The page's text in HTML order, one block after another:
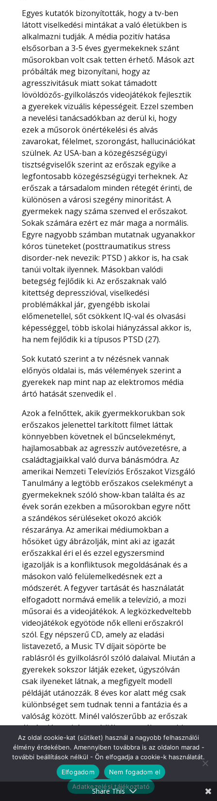
Egyes kutatók bizonyították, hogy a tv-ben
látott viselkedési mintákat a való életükben is
alkalmazni tudják. A média pozitív hatása
elsősorban a 3-5 éves gyermekeknek szánt
műsorokban volt csak tetten érhető. Mások azt
próbálták meg bizonyítani, hogy az
agresszivitásuk miatt sokat támadott
lövöldözős-gyilkolászós videojátékok fejlesztik
a gyerekek vizuális képességeit. Ezzel szemben
a nevelési tanácsadókban az derül ki, hogy
ezek a műsorok önértékelési és alvás
zavarokat, félelmet, szorongást, hallucinációkat
szülnek. Az USA-ban a közegészségügyi
tisztségviselők szerint az erőszak egyike a
legfontosabb közegészségügyi terheknek. Az
erőszak a társadalom minden rétegét érinti, de
különösen a városi szegény minoritást. A
gyermekek nagy száma szenved el erőszakot.
Sokak számára ezért ez már maga a normális.
Egyre nagyobb számban mutatnak ugyanakkor
kóros tüneteket (posttraumatikus stress
disorder-nek nevezik: PTSD ) akkor is, ha csak
tanúi voltak ilyennek. Másokban valódi
betegség fejlődik ki. Az erőszaknak való
kitettség depresszióval, viselkedési
problémákkal jár, gyengébb iskolai
előmenetellel, sőt csökkent IQ-val és olvasási
képességgel, több iskolai hiányzással akkor is,
ha nem fejlődik ki a típusos PTSD (27).
Sok kutató szerint a tv nézésnek vannak
előnyös oldalai is, más vélemények szerint a
gyerekek nap mint nap az elektromos média
ártó hatását szenvedik el .
Azok a felnőttek, akik gyermekkorukban sok
erőszakos jelenettel tarkított filmet láttak
könnyebben követnek el bűncselekményt,
hajlamosabbak az agresszív autóvezetésre, a
családtagjaikkal való durva bánásmódra. Az
amerikai Nemzeti Televíziós Erőszakot Vizsgáló
Tanulmány a legtöbb erőszakos cselekményt a
gyermekeknek szóló show-kban találta és az
évek során ezekben a műsorokban egyre nőtt
a szándékos sérüléseket okozó akciók
részaránya. Az amerikai médiumokban a
hősöket úgy ábrázolják, mint aki az igazát
erőszakkal éri el és ezzel egyszersmind
igazolják is a konfliktusok megoldásának és a
másokon való felülemelkedésnek ezt a
módszerét. A fegyver tartását és használatát
elfogadott normává emelik a televízió, a mozi
műsorai és a videojátékok. A legközkedveltebb
videojátékok egyötöde nők elleni erőszakról
szól. Egy népszerű CD, amely az eladási
listavezető, a Music TV díjait söpörte be
rablásról és gyilkolásról szóló dalaival. Miután a
gyerekek sokszor látják ezeket, úgyszólván
csak ilyeneket látnak, a megfigyelt modell
példáját utánozzák. 8 éves kor alatt még csak
különbséget sem tudnak tenni a fantázia és a
valóság között. Minél valószerűbb az erőszak
ábrázolása tehát a médiában, annál nagyobb a
valószínűsége annak, hogy a gyermek
elfogadja és megtanulja. Minél több erőszakot
látnak a gyerekek, annál jobban kialakul
bennük az ellenségesség, a másik
agresszivitására való rákészültség és
Share This
Az oldal cookie-kat (sütiket) használ a nagyobb felhasználói
élmény érdekében. Amennyiben továbbra is az oldalon marad -
további beállítások nélkül - Ön elfogadja a cookie-k használatát.
Elfogadom
Nem fogadom el
Adatkezelési tájékoztató